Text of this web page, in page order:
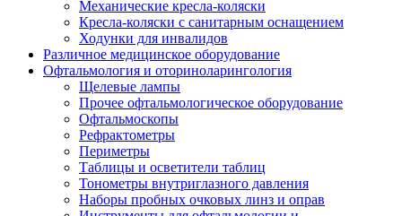
Механические кресла-коляски
Кресла-коляски с санитарным оснащением
Ходунки для инвалидов
Различное медицинское оборудование
Офтальмология и оториноларингология
Щелевые лампы
Прочее офтальмологическое оборудование
Офтальмоскопы
Рефрактометры
Периметры
Таблицы и осветители таблиц
Тонометры внутриглазного давления
Наборы пробных очковых линз и оправ